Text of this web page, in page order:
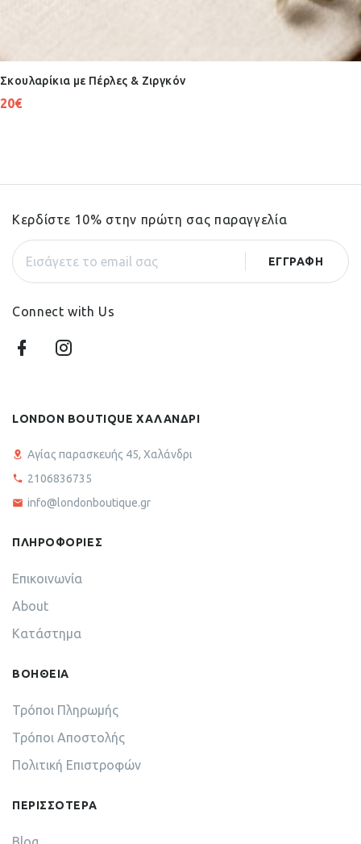
Σκουλαρίκια με Πέρλες & Ζιργκόν
20€
Κερδίστε 10% στην πρώτη σας παραγγελία
Connect with Us
LONDON BOUTIQUE ΧΑΛΑΝΔΡΙ
Αγίας παρασκευής 45, Χαλάνδρι
2106836735
info@londonboutique.gr
ΠΛΗΡΟΦΟΡΙΕΣ
Επικοινωνία
About
Κατάστημα
ΒΟΗΘΕΙΑ
Τρόποι Πληρωμής
Τρόποι Αποστολής
Πολιτική Επιστροφών
ΠΕΡΙΣΣΟΤΕΡΑ